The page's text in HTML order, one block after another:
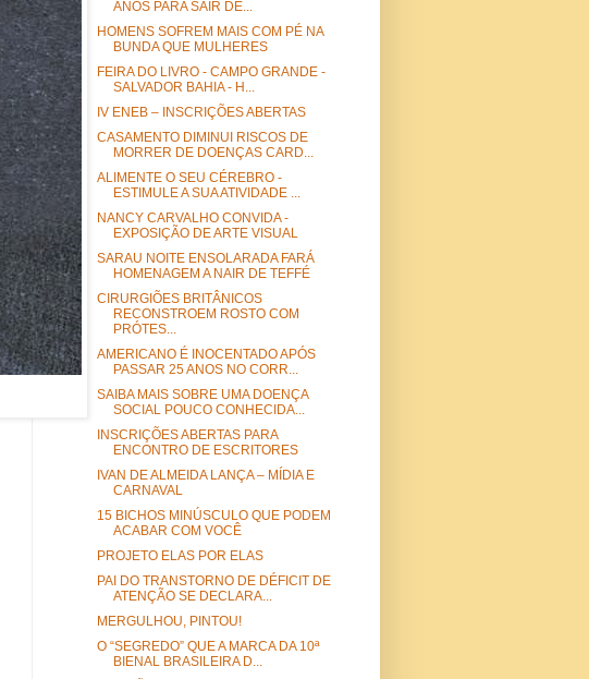
ANOS PARA SAIR DE...
HOMENS SOFREM MAIS COM PÉ NA
BUNDA QUE MULHERES
FEIRA DO LIVRO - CAMPO GRANDE -
SALVADOR BAHIA - H...
IV ENEB – INSCRIÇÕES ABERTAS
CASAMENTO DIMINUI RISCOS DE
MORRER DE DOENÇAS CARD...
ALIMENTE O SEU CÉREBRO -
ESTIMULE A SUA ATIVIDADE ...
NANCY CARVALHO CONVIDA -
EXPOSIÇÃO DE ARTE VISUAL
SARAU NOITE ENSOLARADA FARÁ
HOMENAGEM A NAIR DE TEFFÉ
CIRURGIÕES BRITÂNICOS
RECONSTROEM ROSTO COM
PRÓTES...
AMERICANO É INOCENTADO APÓS
PASSAR 25 ANOS NO CORR...
SAIBA MAIS SOBRE UMA DOENÇA
SOCIAL POUCO CONHECIDA...
INSCRIÇÕES ABERTAS PARA
ENCONTRO DE ESCRITORES
IVAN DE ALMEIDA LANÇA – MÍDIA E
CARNAVAL
15 BICHOS MINÚSCULO QUE PODEM
ACABAR COM VOCÊ
PROJETO ELAS POR ELAS
PAI DO TRANSTORNO DE DÉFICIT DE
ATENÇÃO SE DECLARA...
MERGULHOU, PINTOU!
O “SEGREDO” QUE A MARCA DA 10ª
BIENAL BRASILEIRA D...